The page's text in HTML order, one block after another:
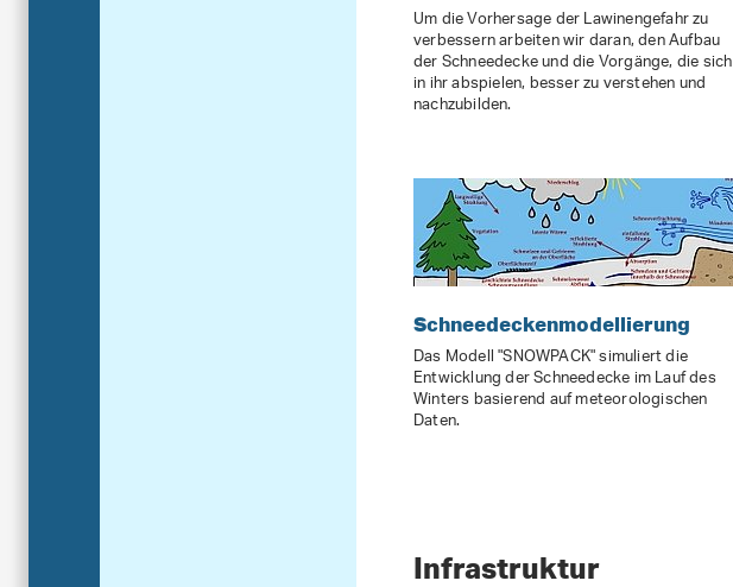
Um die Vorhersage der Lawinengefahr zu
verbessern arbeiten wir daran, den Aufbau
der Schneedecke und die Vorgänge, die sich
in ihr abspielen, besser zu verstehen und
nachzubilden.
Schneedeckenmodellierung
Das Modell "SNOWPACK" simuliert die
Entwicklung der Schneedecke im Lauf des
Winters basierend auf meteorologischen
Daten.
Infrastruktur